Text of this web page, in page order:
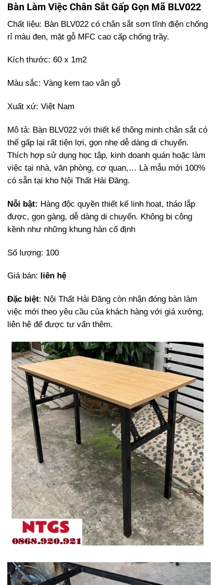
Bàn Làm Việc Chân Sắt Gấp Gọn Mã BLV022
Chất liệu: Bàn BLV022 có chân sắt sơn tĩnh điện chống
rỉ màu đen, mặt gỗ MFC cao cấp chống trầy.
Kích thước: 60 x 1m2
Màu sắc: Vàng kem tạo vân gỗ
Xuất xứ: Việt Nam
Mô tả: Bàn BLV022 với thiết kế thông minh chân sắt có
thể gấp lại rất tiện lợi, gọn nhẹ dễ dàng di chuyển.
Thích hợp sử dụng học tập, kinh doanh quán hoặc làm
việc tại nhà, văn phòng, cơ quan,… Là mẫu mới 100%
có sẵn tại kho Nội Thất Hải Đăng.
Nỗi bật: Hàng độc quyền thiết kế linh hoạt, tháo lắp
được, gọn gàng, dễ dàng di chuyển. Không bị công
kềnh như những khung hàn cố định
Số lượng: 100
Giá bán: liên hệ
Đặc biệt: Nội Thất Hải Đăng còn nhận đóng bàn làm
việc mới theo yêu cầu của khách hàng với giá xưởng,
liên hệ để được tư vấn thêm.